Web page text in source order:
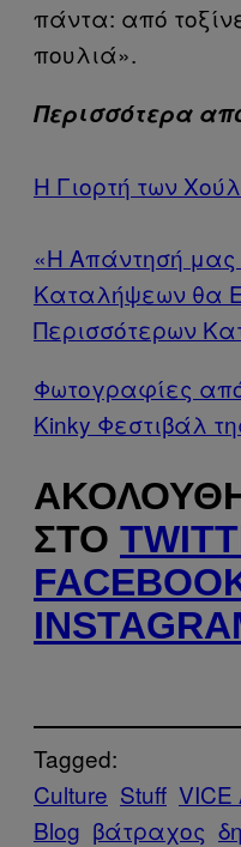
πάντα: από
πουλιά».
Περισσότερα
Η Γιορτή των
«Η Απάντησή μας
Καταλήψεων θα
Περισσότερων
Φωτογραφίες από
Kinky Φεστιβάλ
ΣΤΟ
Tagged:
Culture Stuff VICE
Blog βάτραχος